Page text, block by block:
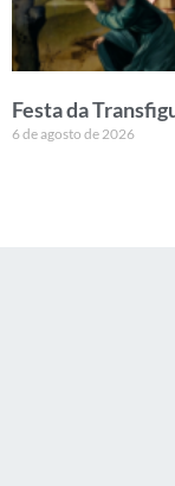
Festa da
6 de agosto de 2026